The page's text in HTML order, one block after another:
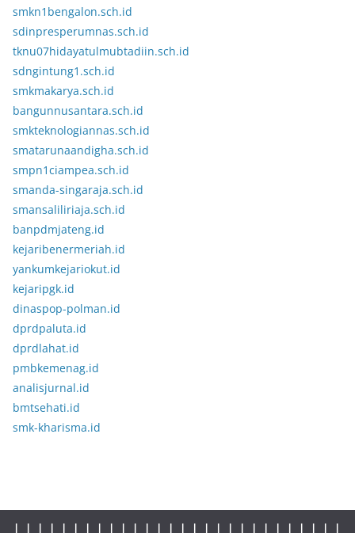
smkn1bengalon.sch.id
sdinpresperumnas.sch.id
tknu07hidayatulmubtadiin.sch.id
sdngintung1.sch.id
smkmakarya.sch.id
bangunnusantara.sch.id
smkteknologiannas.sch.id
smatarunaandigha.sch.id
smpn1ciampea.sch.id
smanda-singaraja.sch.id
smansaliliriaja.sch.id
banpdmjateng.id
kejaribenermeriah.id
yankumkejariokut.id
kejaripgk.id
dinaspop-polman.id
dprdpaluta.id
dprdlahat.id
pmbkemenag.id
analisjurnal.id
bmtsehati.id
smk-kharisma.id
| | | | | | | | | | | | | | | | | | | | | | | | | | | |